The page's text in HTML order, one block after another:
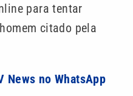
para tentar
citado pela
News no WhatsApp